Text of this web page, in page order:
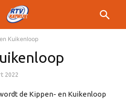
Kuikenloop
2022
de Kippen- en Kuikenloop